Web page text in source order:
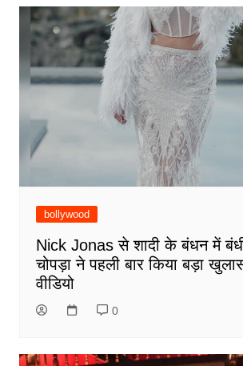
bollywood
Nick Jonas से शादी के बंधन में
चोपड़ा ने पहली बार किया बड़ा
वीडियो
0